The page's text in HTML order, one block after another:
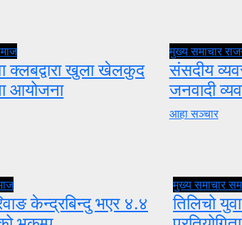
क्लबद्वारा खुला खेलकुद
आयोजना
मुख्य समाचार
संसदीय
जनवादी
आहा सञ्चार
केन्द्रबिन्दु भएर ४.४
मुख्य समाचार
तिलिचो